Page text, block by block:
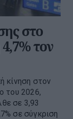
στο
τον
κίνηση στον
του 2026,
σε 3,93
σε σύγκριση